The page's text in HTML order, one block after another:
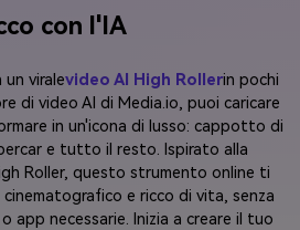
con l'IA
viralevideo AI High Rollerin pochi
di video AI di Media.io, puoi caricare
in un'icona di lusso: cappotto di
e tutto il resto. Ispirato alla
Roller, questo strumento online ti
e ricco di vita, senza
app necessarie. Inizia a creare il tuo